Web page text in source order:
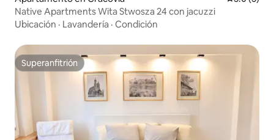
Native Apartments Wita Stwosza 24 con jacuzzi
Ubicación · Lavandería · Condición
Superanfitrión
Superanfitrión